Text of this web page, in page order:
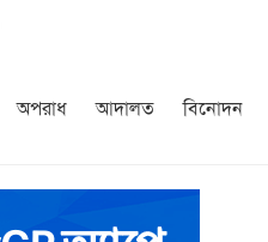
অপরাধ আদালত বিনোদন